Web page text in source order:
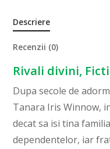
Descriere
Recenzii (0)
Rivali divini,
Dupa secole de
Tanara Iris Winnow,
decat sa isi tina
dependentelor, iar